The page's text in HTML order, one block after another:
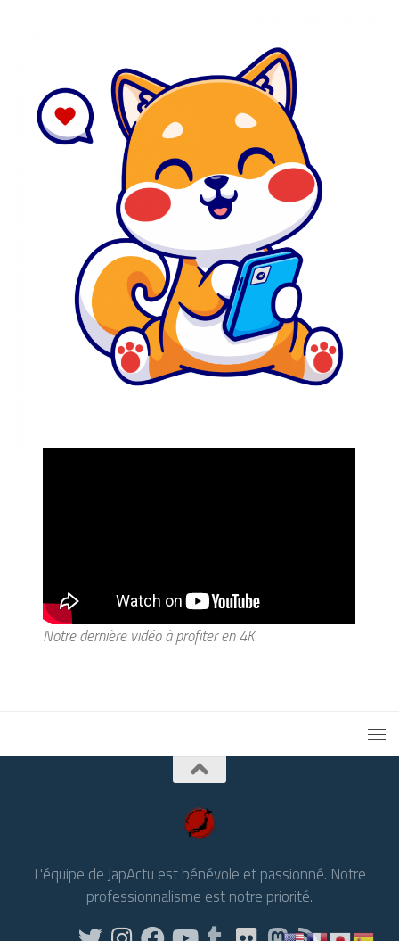
Notre dernière vidéo à profiter en 4K
L'équipe de JapActu est bénévole et passionné. Notre
professionnalisme est notre priorité.